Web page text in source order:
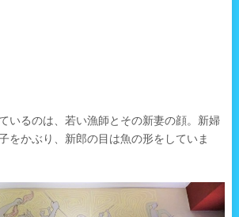
いるのは、若い漁師とその新妻の顔。新婦
をかぶり、新郎の目は魚の形をしていま